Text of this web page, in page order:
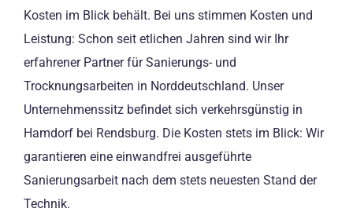
Kosten im Blick behält. Bei uns stimmen Kosten und
Leistung: Schon seit etlichen Jahren sind wir Ihr
erfahrener Partner für Sanierungs- und
Trocknungsarbeiten in Norddeutschland. Unser
Unternehmenssitz befindet sich verkehrsgünstig in
Hamdorf bei Rendsburg. Die Kosten stets im Blick: Wir
garantieren eine einwandfrei ausgeführte
Sanierungsarbeit nach dem stets neuesten Stand der
Technik.